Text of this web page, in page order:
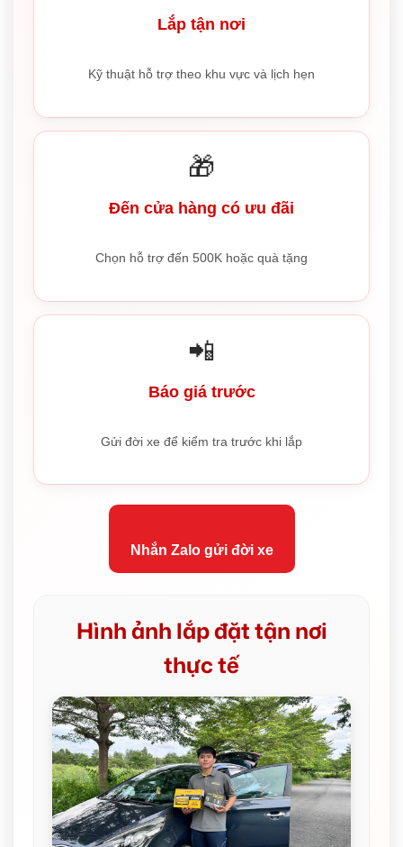
Lắp tận nơi
Kỹ thuật hỗ trợ theo khu vực và lịch hẹn
🎁
Đến cửa hàng có ưu đãi
Chọn hỗ trợ đến 500K hoặc quà tặng
📲
Báo giá trước
Gửi đời xe để kiểm tra trước khi lắp
Nhắn Zalo gửi đời xe
Hình ảnh lắp đặt tận nơi
thực tế